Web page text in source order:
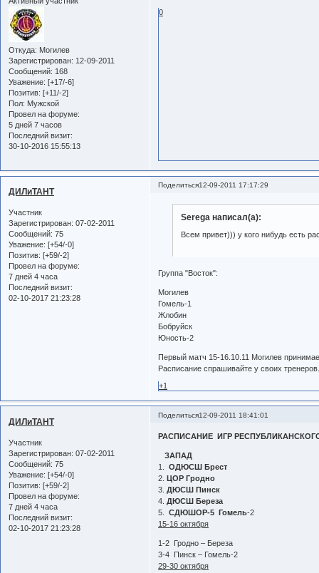
Откуда: Могилев
Зарегистрирован: 12-09-2011
Сообщений: 168
Уважение: [+17/-6]
Позитив: [+11/-2]
Пол: Мужской
Провел на форуме:
5 дней 7 часов
Последний визит:
30-10-2016 15:55:13
0
Поделиться12-09-2011 17:17:29
ДИЛиТАНТ
Участник
Зарегистрирован: 07-02-2011
Сообщений: 75
Уважение: [+54/-0]
Позитив: [+59/-2]
Провел на форуме:
7 дней 4 часа
Последний визит:
02-10-2017 21:23:28
Serega написал(а):
Всем привет))) у кого нибудь есть
Группа "Восток":
Могилев
Гомель-1
Жлобин
Бобруйск
Юность-2
Первый матч 15-16.10.11 Могилев
Расписание спрашивайте у своих
+1
Поделиться12-09-2011 18:41:01
ДИЛиТАНТ
Участник
Зарегистрирован: 07-02-2011
Сообщений: 75
Уважение: [+54/-0]
Позитив: [+59/-2]
Провел на форуме:
7 дней 4 часа
Последний визит:
02-10-2017 21:23:28
РАСПИСАНИЕ ИГР РЕСПУБЛИКАНСКОГО
ЗАПАД
1.ОДЮСШ Брест
2. ЦОР Гродно
3.ДЮСШ Пинск
4.ДЮСШ Береза
5.СДЮШОР-5 Гомель-2
15-16 октября
1-2 Гродно – Береза
3-4 Пинск – Гомель-2
29-30 октября